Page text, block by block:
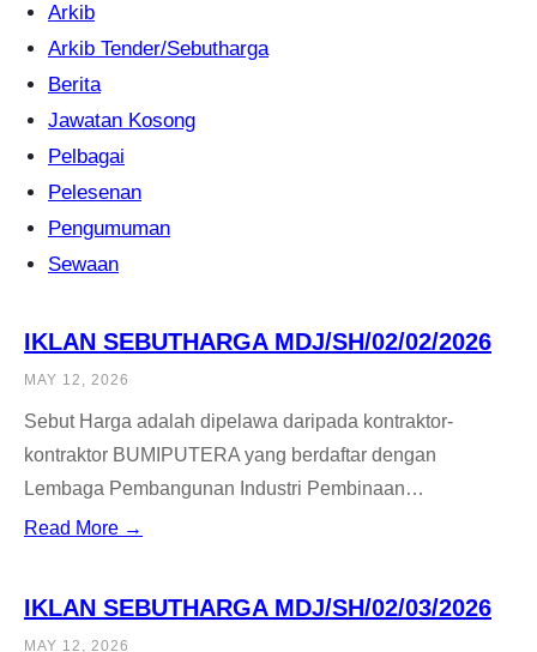
Arkib
Arkib Tender/Sebutharga
Berita
Jawatan Kosong
Pelbagai
Pelesenan
Pengumuman
Sewaan
IKLAN SEBUTHARGA MDJ/SH/02/02/2026
MAY 12, 2026
Sebut Harga adalah dipelawa daripada kontraktor-
kontraktor BUMIPUTERA yang berdaftar dengan
Lembaga Pembangunan Industri Pembinaan…
Read More →
IKLAN SEBUTHARGA MDJ/SH/02/03/2026
MAY 12, 2026